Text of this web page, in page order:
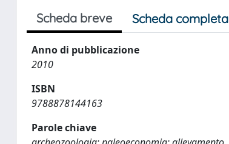
Scheda breve Scheda completa
Anno di pubblicazione
2010
ISBN
9788878144163
Parole chiave